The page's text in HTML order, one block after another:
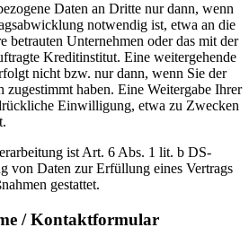
Daten an Dritte nur dann, wenn
notwendig ist, etwa an die
betrauten Unternehmen oder das mit der
Kreditinstitut. Eine weitergehende
nicht bzw. nur dann, wenn Sie der
haben. Eine Weitergabe Ihrer
Einwilligung, etwa zu Zwecken
ist Art. 6 Abs. 1 lit. b DS-
von Daten zur Erfüllung eines Vertrags
gestattet.
/ Kontaktformular